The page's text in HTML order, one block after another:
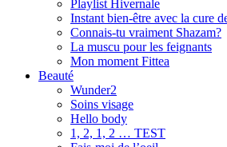
Playlist Hivernale
Instant bien-être avec la cure
Connais-tu vraiment Shazam?
La muscu pour les feignants
Mon moment Fittea
Beauté
Wunder2
Soins visage
Hello body
1, 2, 1, 2 … TEST